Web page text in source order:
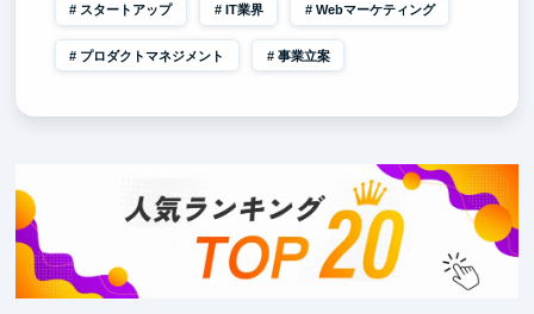
スタートアップ IT業界 Webマーケティング
プロダクトマネジメント 事業立案